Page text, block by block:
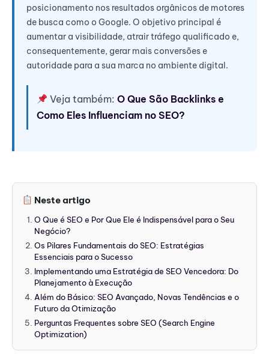
posicionamento nos resultados orgânicos de motores
de busca como o Google. O objetivo principal é
aumentar a visibilidade, atrair tráfego qualificado e,
consequentemente, gerar mais conversões e
autoridade para a sua marca no ambiente digital.
Veja também:O Que São Backlinks e
Como Eles Influenciam no SEO?
Neste artigo
O Que é SEO e Por Que Ele é Indispensável para o Seu
Negócio?
Os Pilares Fundamentais do SEO: Estratégias
Essenciais para o Sucesso
Implementando uma Estratégia de SEO Vencedora: Do
Planejamento à Execução
Além do Básico: SEO Avançado, Novas Tendências e o
Futuro da Otimização
Perguntas Frequentes sobre SEO (Search Engine
Optimization)